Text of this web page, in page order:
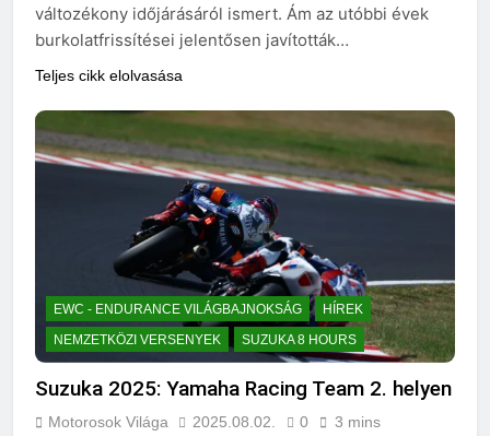
változékony időjárásáról ismert. Ám az utóbbi évek
burkolatfrissítései jelentősen javították…
Teljes cikk elolvasása
EWC - ENDURANCE VILÁGBAJNOKSÁG
HÍREK
NEMZETKÖZI VERSENYEK
SUZUKA 8 HOURS
Suzuka 2025: Yamaha Racing Team 2. helyen
Motorosok Világa 2025.08.02. 0 3 mins